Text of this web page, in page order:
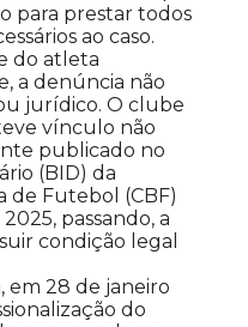
para prestar todos
ao caso.
do atleta
a denúncia não
jurídico. O clube
vínculo não
publicado no
(BID) da
de Futebol (CBF)
passando, a
condição legal
em 28 de janeiro
do